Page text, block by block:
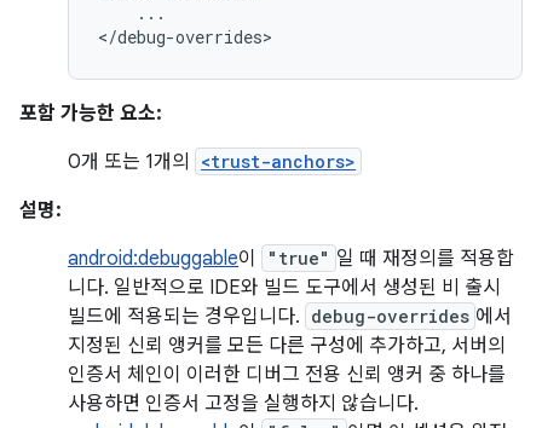
...
</debug-overrides>
포함 가능한 요소:
0개 또는 1개의
<trust-anchors>
설명:
android:debuggable이 "true" 일 때 재정의를 적용합
니다. 일반적으로 IDE와 빌드 도구에서 생성된 비 출시
빌드에 적용되는 경우입니다. debug-overrides 에서
지정된 신뢰 앵커를 모든 다른 구성에 추가하고, 서버의
인증서 체인이 이러한 디버그 전용 신뢰 앵커 중 하나를
사용하면 인증서 고정을 실행하지 않습니다.